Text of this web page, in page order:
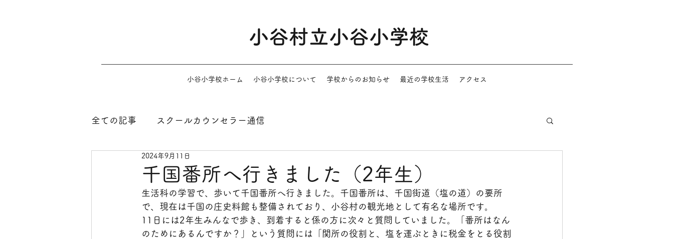
小谷村立小谷小学校
小谷小学校ホーム 小谷小学校について 学校からのお知らせ 最近の学校生活 アクセス
全ての記事 スクールカウンセラー通信
千国番所へ行きました（2年生）
2024年9月11日
生活科の学習で、歩いて千国番所へ行きました。千国番所は、千国街道（塩の道）の要所
で、現在は千国の庄史料館も整備されており、小谷村の観光地として有名な場所です。
11日には2年生みんなで歩き、到着すると係の方に次々と質問していました。「番所はなん
のためにあるんですか？」という質問には「関所の役割と、塩を運ぶときに税金をとる役割